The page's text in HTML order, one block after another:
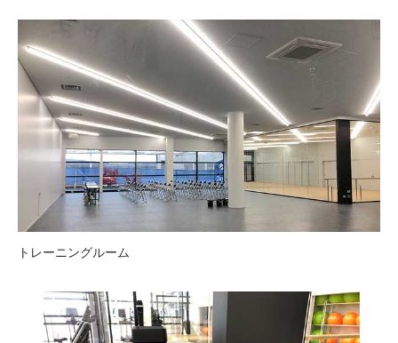
トレーニングルーム